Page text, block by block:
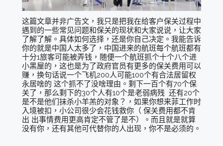
这篇文章并非广告文，我只是把我在给客户保关过程中
遇到的一些常见问题和保关的现状和大家说说，让大家
了解了解。具体如何选择，还是你自己决定。我能告诉
你的就是中国人太多了，中国进来的航班每个航班都有
十分1旅客可能被弄钱，随便一个航班抓个十个八个进
小黑屋的，这也是为了政府官员有更多的保关费用可以
赚，换句话说一个飞机200人可能100个有合法居留权
永居啥的 这个抓不了没啥理由。剩下一百个有70个保
关了，那么剩下的30个人有10个是老弱病残 还有20个
是不是他们抹杀小羊羔的对象？，如果你想来菲工作时
入境被扣，小公司很少会花钱救你（ 保关费用都不肯
出 出事情费用更高肯定不管了是不）。而且就是就算
没有你，还有其他可代替你的人出现，你不是必须的。